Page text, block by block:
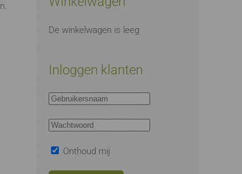
De winkelwagen is leeg
Inloggen klanten
Onthoud mij